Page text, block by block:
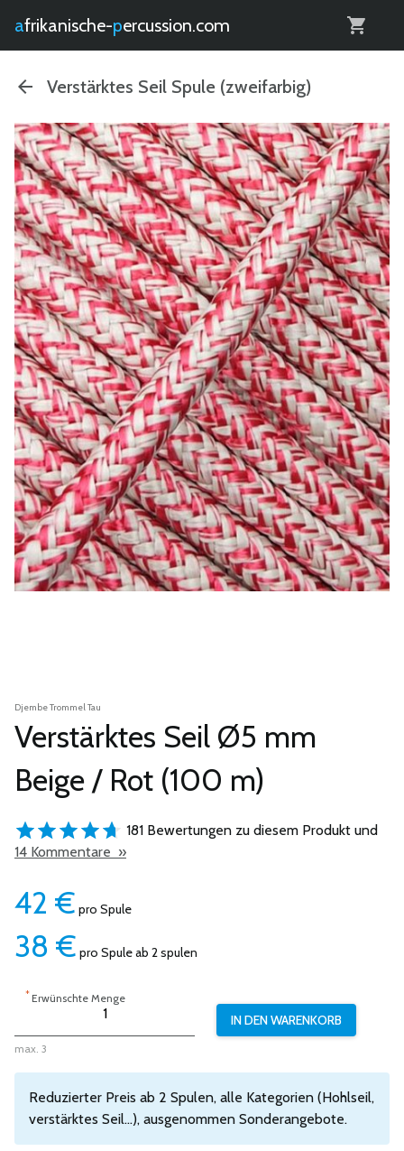
afrikanische- percussion.com
Verstärktes Seil Spule (zweifarbig)
Djembe Trommel Tau
Verstärktes Seil Ø5 mm
Beige / Rot (100 m)
181 Bewertungen zu diesem Produkt und
14 Kommentare »
42 € pro Spule
38 € pro Spule ab 2 spulen
*Erwünschte Menge
max. 3
Reduzierter Preis ab 2 Spulen, alle Kategorien (Hohlseil,
verstärktes Seil...), ausgenommen Sonderangebote.